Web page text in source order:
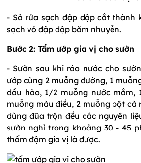
- Sả rửa sạch đập dập cắt thành
sạch vỏ đập dập băm nhuyễn.
Bước 2: Tẩm ướp gia vị cho sườn
- Sườn sau khi ráo nước cho
ướp cùng 2 muỗng đường, 1
dầu hào, 1/2 muỗng nước mắm,
muỗng màu điều, 2 muỗng bột cà
dùng đũa trộn đều các nguyên
sườn nghỉ trong khoảng 30 - 45
thấm đậm gia vị là được.